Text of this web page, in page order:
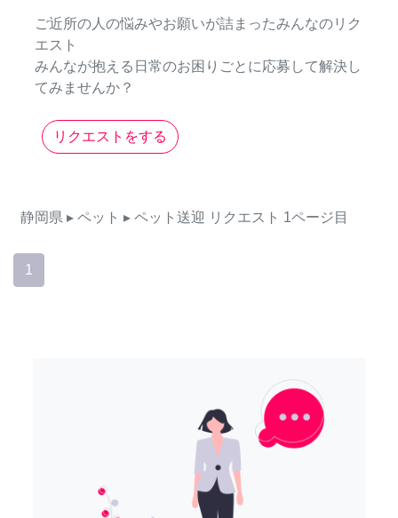
ご近所の人の悩みやお願いが詰まったみんなのリク
エスト
みんなが抱える日常のお困りごとに応募して解決し
てみませんか？
リクエストをする
静岡県 ▸ ペット ▸ ペット送迎 リクエスト 1ページ目
1